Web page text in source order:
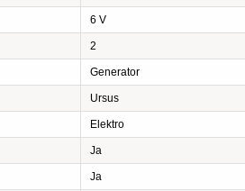
6 V
2
Generator
Ursus
Elektro
Ja
Ja